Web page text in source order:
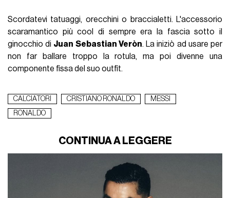
Scordatevi tatuaggi, orecchini o braccialetti. L'accessorio
scaramantico più cool di sempre era la fascia sotto il
ginocchio di Juan Sebastian Veròn. La iniziò ad usare per
non far ballare troppo la rotula, ma poi divenne una
componente fissa del suo outfit.
CALCIATORI CRISTIANO RONALDO
MESSI
RONALDO
CONTINUA A LEGGERE